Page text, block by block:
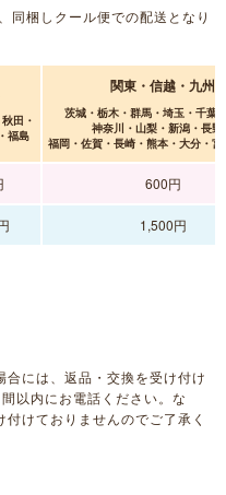
同梱しクール便での配送となり
田・
福島
関東・信越・九州
茨城・栃木・群馬・埼玉・千葉
神奈川・山梨・新潟・長野
福岡・佐賀・長崎・熊本・大分・
600円
1,500円
には、返品・交換を受け付け
以内にお電話ください。な
けておりませんのでご了承く